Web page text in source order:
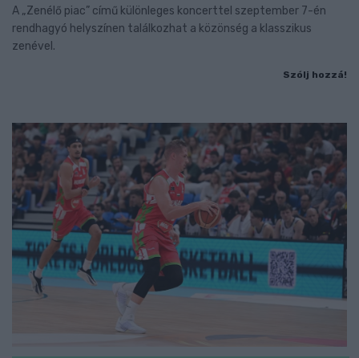
A „Zenélő piac” című különleges koncerttel szeptember 7-én
rendhagyó helyszínen találkozhat a közönség a klasszikus
zenével.
Szólj hozzá!